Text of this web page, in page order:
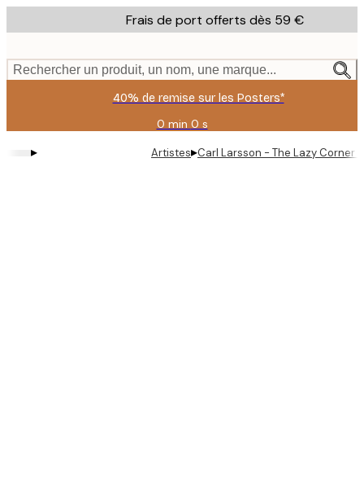
to
content.
Frais de port offerts dès 59 €
Rechercher un produit, un nom, une marque...
40% de remise sur les Posters*
0 min 0 s
Valable
jusqu'au
:
▸ Artistes▸Carl Larsson - The Lazy Corner